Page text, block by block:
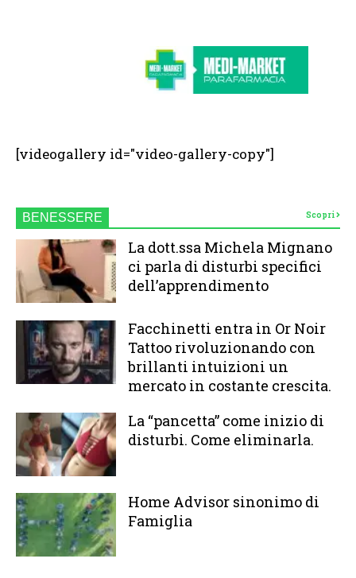
[videogallery id="video-gallery-copy"]
BENESSERE Scopri
La dott.ssa Michela Mignano
ci parla di disturbi specifici
dell’apprendimento
Facchinetti entra in Or Noir
Tattoo rivoluzionando con
brillanti intuizioni un
mercato in costante crescita.
La “pancetta” come inizio di
disturbi. Come eliminarla.
Home Advisor sinonimo di
Famiglia